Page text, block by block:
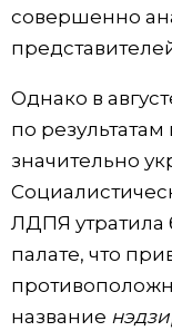
совершенно
Однако в
по
значительно
ЛДПЯ утратила
палате, что
название